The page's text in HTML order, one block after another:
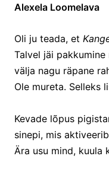
Alexela Loomelava
Oli ju teada, et
Talvel jäi
välja nagu räpane
Ole mureta. Selleks
Kevade lõpus
sinepi, mis
Ära usu mind, kuula